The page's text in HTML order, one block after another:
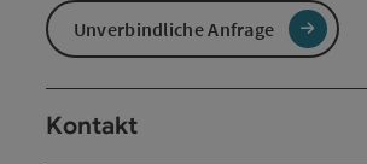
Unverbindliche Anfrage
Kontakt